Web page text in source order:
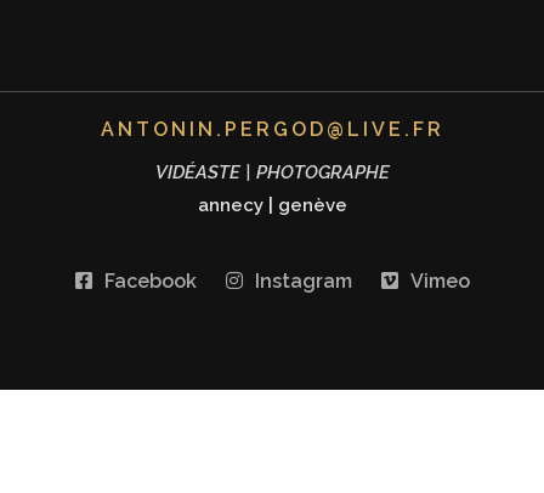
ANTONIN.PERGOD@LIVE.FR
VIDÉASTE | PHOTOGRAPHE
annecy| genève
Facebook Instagram Vimeo